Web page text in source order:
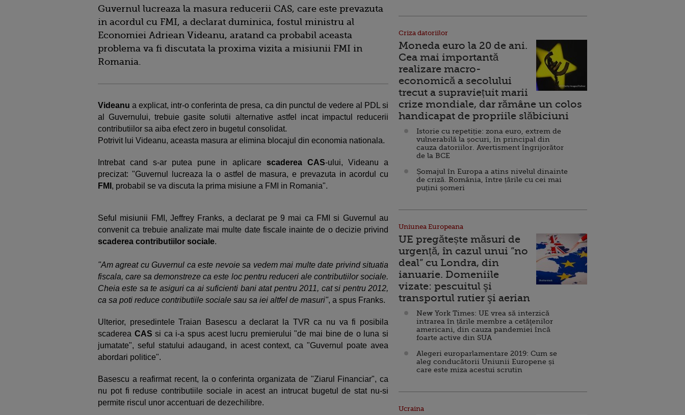
Guvernul lucreaza la masura reducerii CAS, care este prevazuta
in acordul cu FMI, a declarat duminica, fostul ministru al
Economiei Adriean Videanu, aratand ca probabil aceasta
problema va fi discutata la proxima vizita a misiunii FMI in
Romania.
Videanu a explicat, intr-o conferinta de presa, ca din punctul de vedere al PDL si
al Guvernului, trebuie gasite solutii alternative astfel incat impactul reducerii
contributiilor sa aiba efect zero in bugetul consolidat.
Potrivit lui Videanu, aceasta masura ar elimina blocajul din economia nationala.
Intrebat cand s-ar putea pune in aplicare scaderea CAS-ului, Videanu a
precizat: "Guvernul lucreaza la o astfel de masura, e prevazuta in acordul cu
FMI , probabil se va discuta la prima misiune a FMI in Romania".
Seful misiunii FMI, Jeffrey Franks, a declarat pe 9 mai ca FMI si Guvernul au
convenit ca trebuie analizate mai multe date fiscale inainte de o decizie privind
scaderea contributiilor sociale.
"Am agreat cu Guvernul ca este nevoie sa vedem mai multe date privind situatia
fiscala, care sa demonstreze ca este loc pentru reduceri ale contributiilor sociale.
Cheia este sa te asiguri ca ai suficienti bani atat pentru 2011, cat si pentru 2012,
ca sa poti reduce contributiile sociale sau sa iei altfel de masuri", a spus Franks.
Ulterior, presedintele Traian Basescu a declarat la TVR ca nu va fi posibila
scaderea CAS si ca i-a spus acest lucru premierului "de mai bine de o luna si
jumatate", seful statului adaugand, in acest context, ca "Guvernul poate avea
abordari politice".
Basescu a reafirmat recent, la o conferinta organizata de "Ziarul Financiar", ca
nu pot fi reduse contributiile sociale in acest an intrucat bugetul de stat nu-si
permite riscul unor accentuari de dezechilibre.
Criza datoriilor
Moneda euro la 20 de ani.
Cea mai importantă
realizare macro-
economică a secolului
trecut a supraviețuit marii
crize mondiale, dar rămâne un colos
handicapat de propriile slăbiciuni
Istorie cu repetiție: zona euro, extrem de
vulnerabilă la șocuri, în principal din
cauza datoriilor. Avertisment îngrijorător
de la BCE
Șomajul în Europa a atins nivelul dinainte
de criză. România, între țările cu cei mai
puțini șomeri
Uniunea Europeana
UE pregătește măsuri de
urgență, în cazul unui ”no
deal” cu Londra, din
ianuarie. Domeniile
vizate: pescuitul şi
transportul rutier şi aerian
New York Times: UE vrea să interzică
intrarea în țările membre a cetăţenilor
americani, din cauza pandemiei încă
foarte active din SUA
Alegeri europarlamentare 2019: Cum se
aleg conducătorii Uniunii Europene și
care este miza acestui scrutin
Ucraina